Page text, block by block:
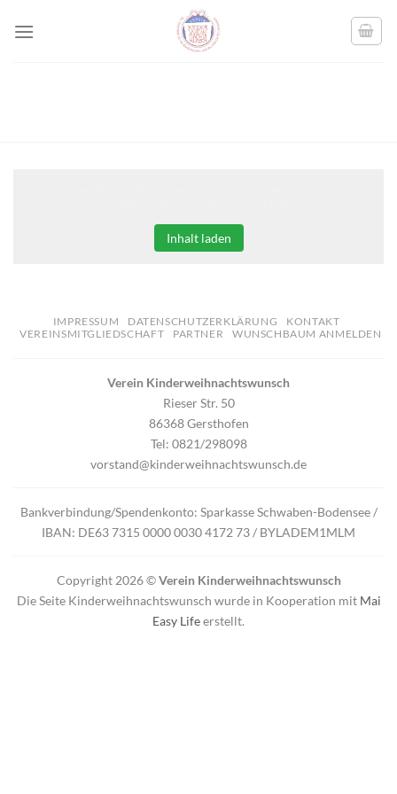
Inhalt laden
IMPRESSUM DATENSCHUTZERKLÄRUNG
KONTAKT
VEREINSMITGLIEDSCHAFT
PARTNER WUNSCHBAUM ANMELDEN
Verein Kinderweihnachtswunsch
Rieser Str. 50
86368 Gersthofen
Tel: 0821/298098
vorstand@kinderweihnachtswunsch.de
Bankverbindung/Spendenkonto: Sparkasse Schwaben-Bodensee /
IBAN: DE63 7315 0000 0030 4172 73 / BYLADEM1MLM
Copyright 2026 ©Verein Kinderweihnachtswunsch
Die Seite Kinderweihnachtswunsch wurde in Kooperation mit Mai
Easy Lifeerstellt.